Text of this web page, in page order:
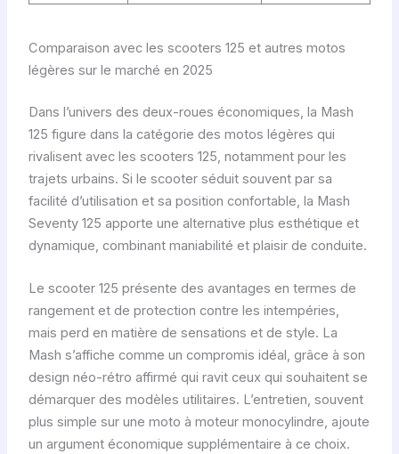
Comparaison avec les scooters 125 et autres motos
légères sur le marché en 2025
Dans l’univers des deux-roues économiques, la Mash
125 figure dans la catégorie des motos légères qui
rivalisent avec les scooters 125, notamment pour les
trajets urbains. Si le scooter séduit souvent par sa
facilité d’utilisation et sa position confortable, la Mash
Seventy 125 apporte une alternative plus esthétique et
dynamique, combinant maniabilité et plaisir de conduite.
Le scooter 125 présente des avantages en termes de
rangement et de protection contre les intempéries,
mais perd en matière de sensations et de style. La
Mash s’affiche comme un compromis idéal, grâce à son
design néo-rétro affirmé qui ravit ceux qui souhaitent se
démarquer des modèles utilitaires. L’entretien, souvent
plus simple sur une moto à moteur monocylindre, ajoute
un argument économique supplémentaire à ce choix.